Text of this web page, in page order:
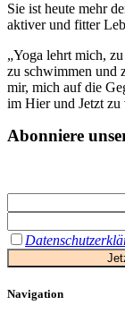
Sie ist heute mehr
aktiver und fitter
„Yoga lehrt mich,
zu schwimmen und
mir, mich auf die
im Hier und Jetzt zu
Abonniere
Navigation